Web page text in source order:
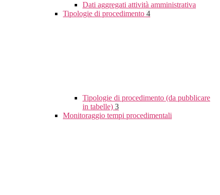
Dati aggregati attività amministrativa
Tipologie di procedimento 4
Tipologie di procedimento (da pubblicare
in tabelle) 3
Monitoraggio tempi procedimentali